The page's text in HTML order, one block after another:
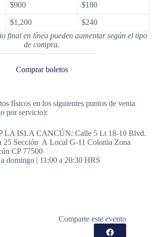
$900 $180
$1,200
$240
final en línea pueden aumentar según el tipo
de compra.
Comprar boletos
físicos en los siguientes puntos de venta
por servicio):
LA ISLA CANCÚN: Calle 5 Lt 18-10 Blvd.
25 Sección A Local G-11 Colonia Zona
CP 77500
domingo | 11:00 a 20:30 HRS
Comparte este evento